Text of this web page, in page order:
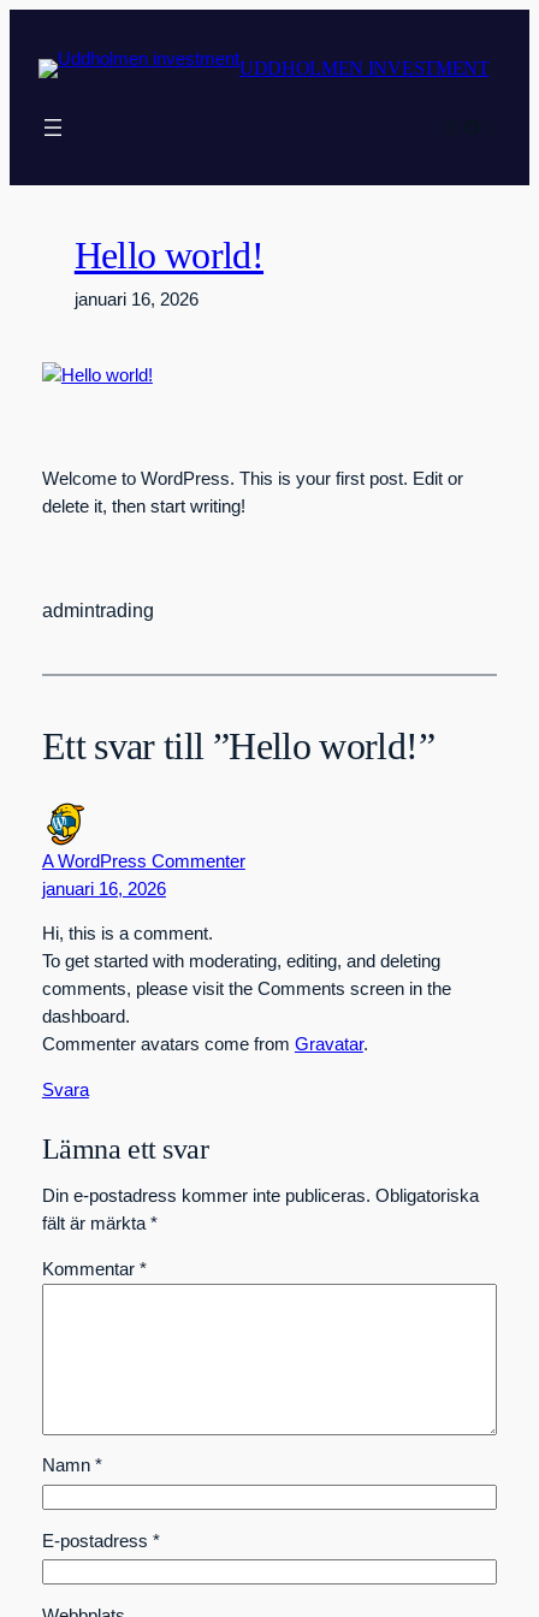
innehåll
UDDHOLMEN INVESTMENT
Hello world!
januari 16, 2026
Welcome to WordPress. This is your first post. Edit or
delete it, then start writing!
admintrading
Ett svar till ”Hello world!”
A WordPress Commenter
januari 16, 2026
Hi, this is a comment.
To get started with moderating, editing, and deleting
comments, please visit the Comments screen in the
dashboard.
Commenter avatars come from Gravatar.
Svara
Lämna ett svar
Din e-postadress kommer inte publiceras. Obligatoriska
fält är märkta*
Kommentar *
Namn *
E-postadress *